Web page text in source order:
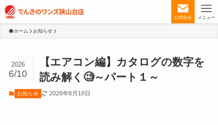
お問合せ メニュー
ホーム お知らせ
【エアコン編】カタログの数字を
読み解く🧐～パート１～
2026
6/10
お知らせ 2026年6月10日